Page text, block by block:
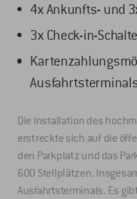
4x Ankunfts- und
3x Check-in-
Die Installation des
erstreckte sich auf die
den Parkplatz und das
600 Stellplätzen.
Ausfahrtsterminals. Es